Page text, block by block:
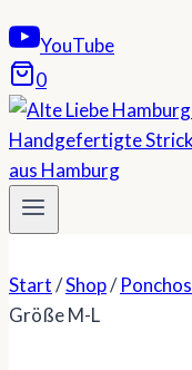
YouTube
0
Start/Shop/ Ponchos
Größe M-L